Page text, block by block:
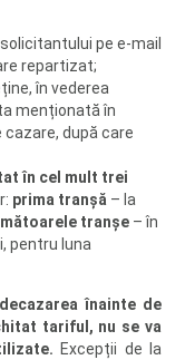
pe e-mail
repartizat;
în vederea
menționată în
după care
în cel mult trei
prima tranșă – la
tranșe – în
pentru luna
decazarea înainte de
tariful, nu se va
Excepții de la